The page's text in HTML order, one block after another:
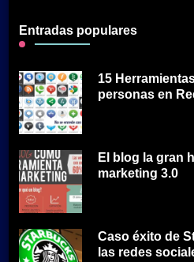
Entradas populares
15
personas en
El blog la gran
marketing 3.0
Caso éxito de
las redes